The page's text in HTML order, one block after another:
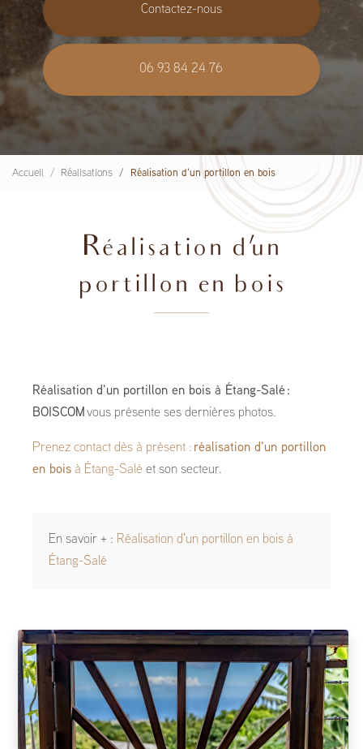
Contactez-nous
06 93 84 24 76
Accueil Réalisations Réalisation d'un portillon en bois
Réalisation d'un
portillon en bois
Réalisation d'un portillon en bois à Étang-Salé :
BOISCOM vous présente ses dernières photos.
Prenez contact dès à présent : réalisation d'un portillon
en bois à Étang-Salé et son secteur.
En savoir + : Réalisation d'un portillon en bois à
Étang-Salé